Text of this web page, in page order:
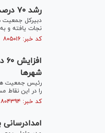
رشد ۷۰ درصدی ماموریت‌های امداد و نجات/خوزستان صدرنشین ماموریت‌های امدادی
نجات یافته و
کد خبر: ۸۰۵۰۱۶ تاریخ انتشار : ۱۴۰۱/۰۱/۰۷
شهر‌ها
را در این نقاط
کد خبر: ۸۰۴۳۹۴ تاریخ انتشار : ۱۴۰۱/۰۱/۰۱
امدادرسانی به هزار و ۳۹۰ زلزله زده در هرمزگان؛ ۱۸